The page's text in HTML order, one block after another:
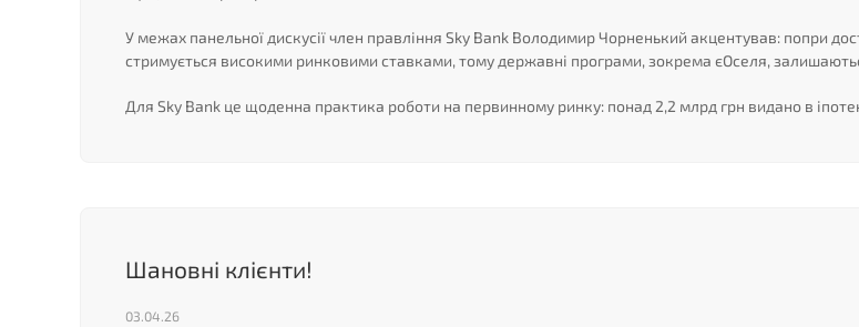
У межах панельної дискусії член правління Sky Bank Володимир Чорненький акцентував: попри
стримується високими ринковими ставками, тому державні програми, зокрема єОселя,
Для Sky Bank це щоденна практика роботи на первинному ринку: понад 2,2 млрд грн видано в
Шановні клієнти!
03.04.26